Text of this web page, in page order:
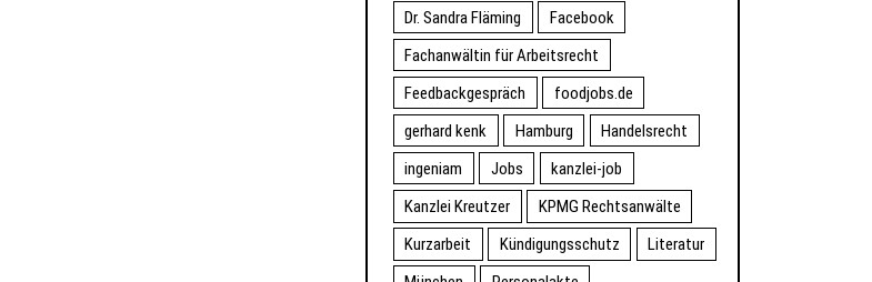
Dr. Sandra Fläming
Facebook
Fachanwältin für Arbeitsrecht
Feedbackgespräch
foodjobs.de
gerhard kenk
Hamburg
Handelsrecht
ingeniam
Jobs
kanzlei-job
Kanzlei Kreutzer
KPMG Rechtsanwälte
Kurzarbeit
Kündigungsschutz
Literatur